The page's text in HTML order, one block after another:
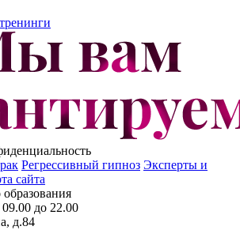
Регрессивный гипноз Эксперты и
сайта
09.00 до 22.00
д.84